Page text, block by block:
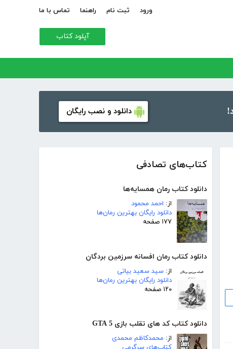
ورود ثبت نام راهنما تماس با ما
آپلود کتاب
دانلود و نصب رایگان
کتاب‌های تصادفی
دانلود کتاب رمان همسایه‌ها
از: احمد محمود
دانلود رایگان بهترین رمان‌ها
۱۷۷ صفحه
دانلود کتاب رمان افسانه سرزمین بردگان
از: سید سعید بیاتی
دانلود رایگان بهترین رمان‌ها
۱۲۰ صفحه
دانلود کتاب کد های تقلب بازی GTA 5
از: محمدکاظم محمدی